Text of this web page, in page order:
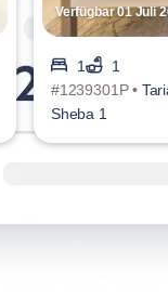
Verfügbar 01 Juli
1
1
#1239301P •
Sheba 1